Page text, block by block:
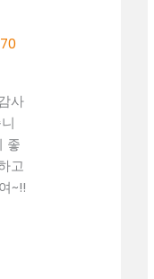
사
좋
고
~!!